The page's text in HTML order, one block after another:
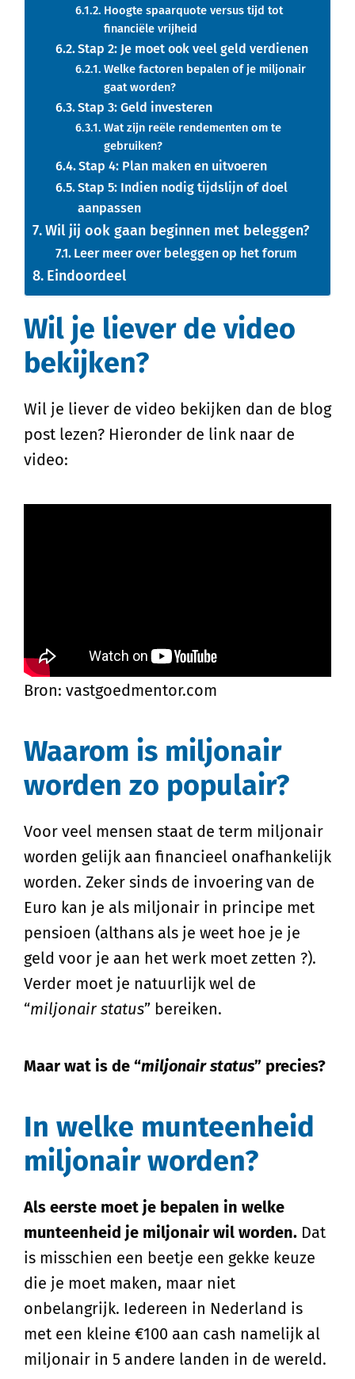
Hoogte spaarquote versus tijd tot
financiële vrijheid
Stap 2: Je moet ook veel geld verdienen
Welke factoren bepalen of je miljonair
gaat worden?
Stap 3: Geld investeren
Wat zijn reële rendementen om te
gebruiken?
Stap 4: Plan maken en uitvoeren
Stap 5: Indien nodig tijdslijn of doel
aanpassen
Wil jij ook gaan beginnen met beleggen?
Leer meer over beleggen op het forum
Eindoordeel
Wil je liever de video
bekijken?
Wil je liever de video bekijken dan de blog
post lezen? Hieronder de link naar de
video:
Bron: vastgoedmentor.com
Waarom is miljonair
worden zo populair?
Voor veel mensen staat de term miljonair
worden gelijk aan financieel onafhankelijk
worden. Zeker sinds de invoering van de
Euro kan je als miljonair in principe met
pensioen (althans als je weet hoe je je
geld voor je aan het werk moet zetten ?).
Verder moet je natuurlijk wel de
“miljonair status” bereiken.
Maar wat is de “miljonair status” precies?
In welke munteenheid
miljonair worden?
Als eerste moet je bepalen in welke
munteenheid je miljonair wil worden. Dat
is misschien een beetje een gekke keuze
die je moet maken, maar niet
onbelangrijk. Iedereen in Nederland is
met een kleine €100 aan cash namelijk al
miljonair in 5 andere landen in de wereld.